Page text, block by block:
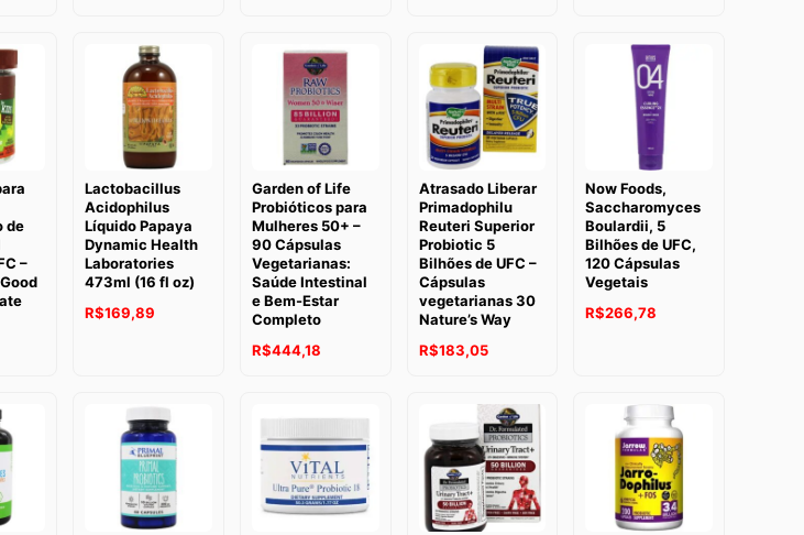
de
–
Lactobacillus
Acidophilus
Líquido Papaya
Dynamic Health
Laboratories
473ml (16 fl oz)
R$169,89
Garden of Life
Probióticos para
Mulheres 50+ –
90 Cápsulas
Vegetarianas:
Saúde Intestinal
e Bem-Estar
Completo
R$444,18
Atrasado Liberar
Primadophilu
Reuteri Superior
Probiotic 5
Bilhões de UFC –
Cápsulas
vegetarianas 30
Nature’s Way
O
era:
R$196,97.
R$183,05O
atual
é:
R$183,05.
Now Foods,
Saccharomyces
Boulardii, 5
Bilhões de UFC,
120 Cápsulas
Vegetais
R$266,78